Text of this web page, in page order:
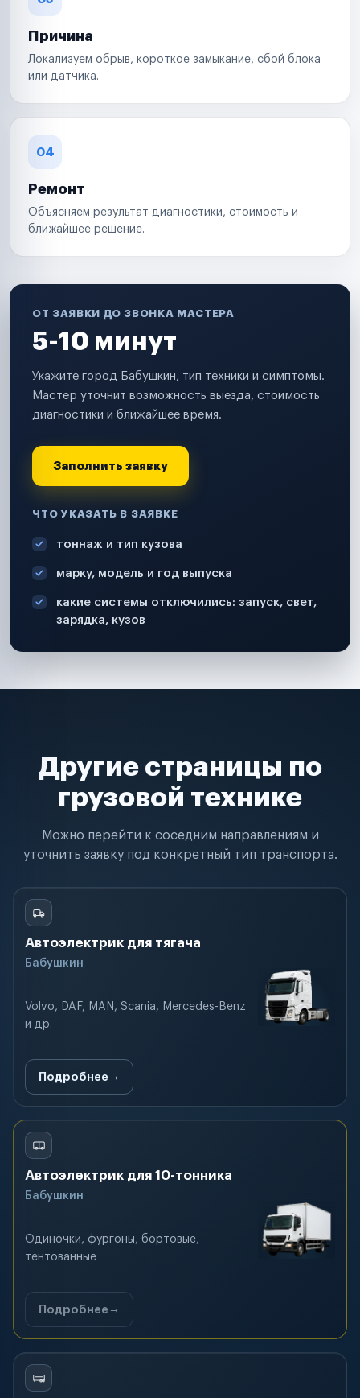
Причина
Локализуем обрыв, короткое замыкание, сбой блока
или датчика.
04
Ремонт
Объясняем результат диагностики, стоимость и
ближайшее решение.
ОТ ЗАЯВКИ ДО ЗВОНКА МАСТЕРА
5-10 минут
Укажите город Бабушкин, тип техники и симптомы.
Мастер уточнит возможность выезда, стоимость
диагностики и ближайшее время.
Заполнить заявку
ЧТО УКАЗАТЬ В ЗАЯВКЕ
тоннаж и тип кузова
марку, модель и год выпуска
какие системы отключились: запуск, свет,
зарядка, кузов
Другие страницы по
грузовой технике
Можно перейти к соседним направлениям и
уточнить заявку под конкретный тип транспорта.
Автоэлектрик для тягача
Бабушкин
Volvo, DAF, MAN, Scania, Mercedes-Benz
и др.
Подробнее
Автоэлектрик для 10-тонника
Бабушкин
Одиночки, фургоны, бортовые,
тентованные
Подробнее